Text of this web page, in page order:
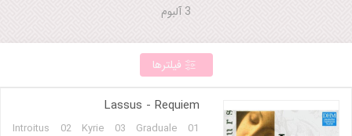
فیلترها
Lassus - Requiem
01 Introitus 02 Kyrie 03 Graduale